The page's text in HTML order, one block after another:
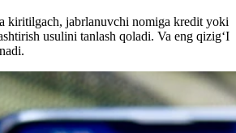
kiritilgach, jabrlanuvchi nomiga kredit yoki
usulini tanlash qoladi. Va eng qizig‘I